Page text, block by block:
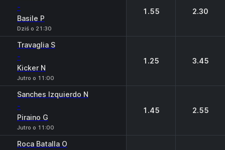
-
Basile P
Dziś o 21:30
1.55 2.30
Travaglia S
-
Kicker N
Jutro o 11:00
1.25 3.45
Sanches Izquierdo N
-
Piraino G
Jutro o 11:00
1.45 2.55
Roca Batalla O